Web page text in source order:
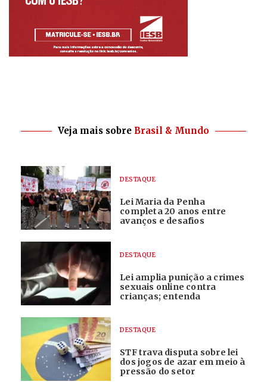
Veja mais sobre Brasil & Mundo
DESTAQUE
Lei Maria da Penha
completa 20 anos entre
avanços e desafios
DESTAQUE
Lei amplia punição a crimes
sexuais online contra
crianças; entenda
DESTAQUE
STF trava disputa sobre lei
dos jogos de azar em meio à
pressão do setor